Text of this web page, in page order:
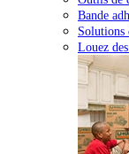
Bande
Solutions
Louez